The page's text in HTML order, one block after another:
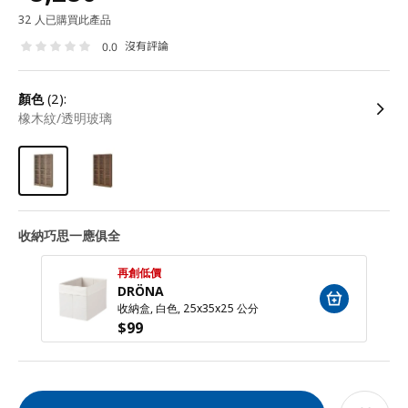
32 人已購買此產品
0.0 沒有評論
顏色(2):
橡木紋/透明玻璃
收納巧思一應俱全
再創低價
DRÖNA
收納盒, 白色, 25x35x25 公分
$99